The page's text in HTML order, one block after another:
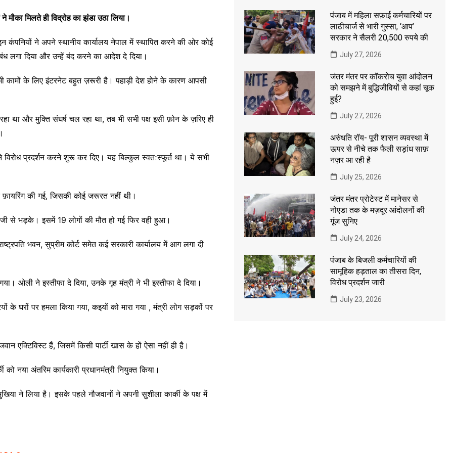
मिलते ही विद्रोह का झंडा उठा लिया।
कंपनियों ने अपने स्थानीय कार्यालय नेपाल में स्थापित करने की ओर कोई
लगा दिया और उन्हें बंद करने का आदेश दे दिया।
कामों के लिए इंटरनेट बहुत ज़रूरी है। पहाड़ी देश होने के कारण आपसी
था और मुक्ति संघर्ष चल रहा था, तब भी सभी पक्ष इसी फ़ोन के ज़रिए ही
प्रदर्शन करने शुरू कर दिए। यह बिल्कुल स्वतःस्फूर्त था। ये सभी
फ़ायरिंग की गई, जिसकी कोई जरूरत नहीं थी।
से भड़के। इसमें 19 लोगों की मौत हो गई फिर वही हुआ।
भवन, सुप्रीम कोर्ट समेत कई सरकारी कार्यालय में आग लगा दी
ओली ने इस्तीफा दे दिया, उनके गृह मंत्री ने भी इस्तीफा दे दिया।
के घरों पर हमला किया गया, कइयों को मारा गया , मंत्री लोग सड़कों पर
एक्टिविस्ट हैं, जिसमें किसी पार्टी खास के हों ऐसा नहीं ही है।
नया अंतरिम कार्यकारी प्रधानमंत्री नियुक्त किया।
ने लिया है। इसके पहले नौजवानों ने अपनी सुशीला कार्की के पक्ष में
पंजाब में महिला सफ़ाई कर्मचारियों पर
लाठीचार्ज से भारी गुस्सा, ‘आप’
सरकार ने सैलरी 20,500 रुपये की
July 27, 2026
जंतर मंतर पर कॉकरोच युवा आंदोलन
को समझने में बुद्धिजीवियों से कहां चूक
हुई?
July 27, 2026
अरुंधति रॉय- पूरी शासन व्यवस्था में
ऊपर से नीचे तक फैली सड़ांध साफ़
नज़र आ रही है
July 25, 2026
जंतर मंतर प्रोटेस्ट में मानेसर से
नोएडा तक के मज़दूर आंदोलनों की
गूंज सुनिए
July 24, 2026
पंजाब के बिजली कर्मचारियों की
सामूहिक हड़ताल का तीसरा दिन,
विरोध प्रदर्शन जारी
July 23, 2026